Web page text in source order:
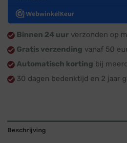
Binnen 24 uur verzonden op
Gratis verzending vanaf 50
Automatisch korting bij
30 dagen bedenktijd en 2 jaar
Beschrijving